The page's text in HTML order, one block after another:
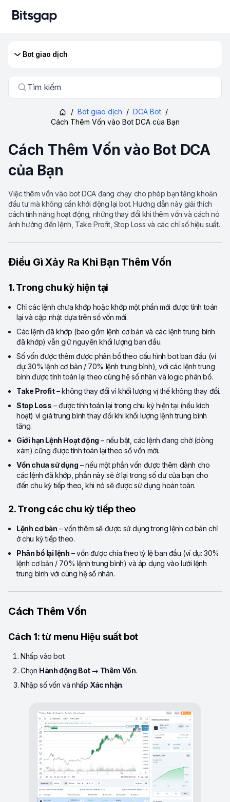
Bot giao dịch
Tìm kiếm
/ Bot giao dịch / DCA Bot /
Cách Thêm Vốn vào Bot DCA của Bạn
Cách Thêm Vốn vào Bot DCA
của Bạn
Việc thêm vốn vào bot DCA đang chạy cho phép bạn tăng khoản
đầu tư mà không cần khởi động lại bot. Hướng dẫn này giải thích
cách tính năng hoạt động, những thay đổi khi thêm vốn và cách nó
ảnh hưởng đến lệnh, Take Profit, Stop Loss và các chỉ số hiệu suất.
Điều Gì Xảy Ra Khi Bạn Thêm Vốn
1. Trong chu kỳ hiện tại
Chỉ các lệnh chưa khớp hoặc khớp một phần mới được tính toán
lại và cập nhật dựa trên số vốn mới.
Các lệnh đã khớp (bao gồm lệnh cơ bản và các lệnh trung bình
đã khớp) vẫn giữ nguyên khối lượng ban đầu.
Số vốn được thêm được phân bổ theo cấu hình bot ban đầu (ví
dụ: 30% lệnh cơ bản / 70% lệnh trung bình), với các lệnh trung
bình được tính toán lại theo cùng hệ số nhân và logic phân bổ.
Take Profit– không thay đổi vì khối lượng vị thế không thay đổi.
Stop Loss – được tính toán lại trong chu kỳ hiện tại (nếu kích
hoạt) vì giá trung bình thay đổi khi khối lượng lệnh trung bình
tăng.
Giới hạn Lệnh Hoạt động – nếu bật, các lệnh đang chờ (dòng
xám) cũng được tính toán lại theo số vốn mới.
Vốn chưa sử dụng – nếu một phần vốn được thêm dành cho
các lệnh đã khớp, phần này sẽ ở lại trong số dư của bạn cho
đến chu kỳ tiếp theo, khi nó sẽ được sử dụng hoàn toàn.
2. Trong các chu kỳ tiếp theo
Lệnh cơ bản – vốn thêm sẽ được sử dụng trong lệnh cơ bản chỉ
ở chu kỳ tiếp theo.
Phân bổ lại lệnh – vốn được chia theo tỷ lệ ban đầu (ví dụ: 30%
lệnh cơ bản / 70% lệnh trung bình) và áp dụng vào lưới lệnh
trung bình với cùng hệ số nhân.
Cách Thêm Vốn
Cách 1: từ menu Hiệu suất bot
Nhấp vào bot.
Chọn Hành động Bot → Thêm Vốn.
Nhập số vốn và nhấp Xác nhận.